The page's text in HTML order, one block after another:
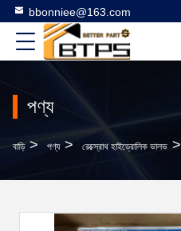
bbonniee@163.com
পণ্য
বাড়ি > পণ্য > রেক্স্রোথ হাইড্রোলিক ভালভ >